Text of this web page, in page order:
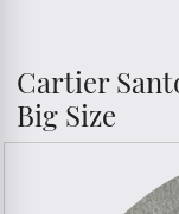
Cartier
Big Size